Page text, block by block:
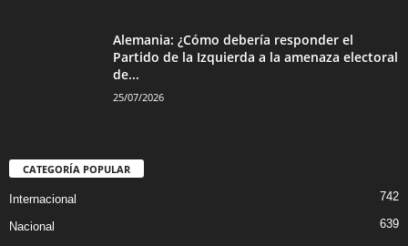
Alemania: ¿Cómo debería responder el
Partido de la Izquierda a la amenaza electoral
de...
25/07/2026
CATEGORÍA POPULAR
Internacional 742
Nacional
639